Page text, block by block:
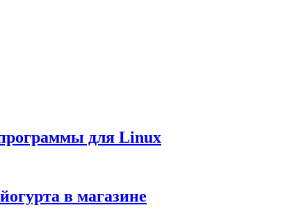
для Linux
в магазине